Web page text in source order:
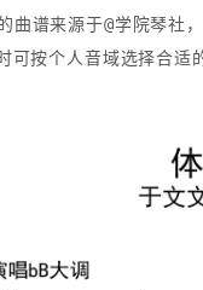
曲谱来源于@学院琴
按个人音域选择合适